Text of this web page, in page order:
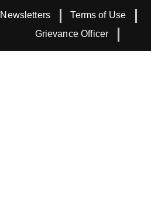
Newsletters
Terms of Use
Grievance Officer